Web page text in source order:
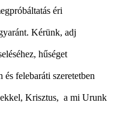
éri
Kérünk, adj
hűséget
felebaráti szeretetben
Krisztus, a mi Urunk